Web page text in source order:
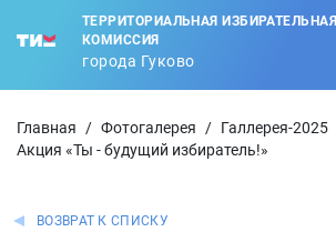
ТЕРРИТОРИАЛЬНАЯ ИЗБИРАТЕЛЬНАЯ
КОМИССИЯ
города Гуково
Главная / Фотогалерея / Галлерея-2025
Акция «Ты - будущий избиратель!»
ВОЗВРАТ К СПИСКУ